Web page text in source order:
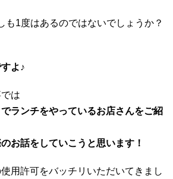
も1度はあるのではないでしょうか？
よ♪
は
ランチをやっているお店さんをご紹
お話をしていこうと思います！
用許可をバッチリいただいてきまし